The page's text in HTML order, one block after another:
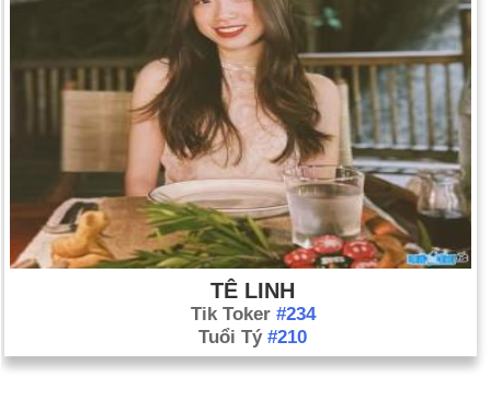
TÊ LINH
Tik Toker #234
Tuổi Tý #210